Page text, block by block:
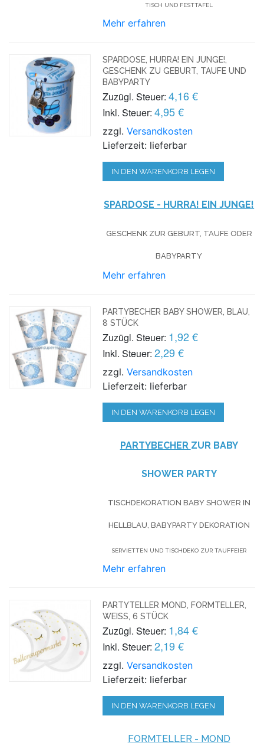
TISCH UND FESTTAFEL
Mehr erfahren
SPARDOSE, HURRA! EIN JUNGE!,
GESCHENK ZU GEBURT, TAUFE UND
BABYPARTY
Zuzügl. Steuer: 4,16 €
Inkl. Steuer: 4,95 €
zzgl.Versandkosten
Lieferzeit: lieferbar
IN DEN WARENKORB LEGEN
SPARDOSE - HURRA! EIN JUNGE!
GESCHENK ZUR GEBURT, TAUFE ODER
BABYPARTY
Mehr erfahren
PARTYBECHER BABY SHOWER, BLAU,
8 STÜCK
Zuzügl. Steuer: 1,92 €
Inkl. Steuer: 2,29 €
zzgl.Versandkosten
Lieferzeit: lieferbar
IN DEN WARENKORB LEGEN
PARTYBECHER ZUR BABY
SHOWER PARTY
TISCHDEKORATION BABY SHOWER IN
HELLBLAU, BABYPARTY DEKORATION
SERVIETTEN UND TISCHDEKO ZUR TAUFFEIER
Mehr erfahren
PARTYTELLER MOND, FORMTELLER,
WEISS, 6 STÜCK
Zuzügl. Steuer: 1,84 €
Inkl. Steuer: 2,19 €
zzgl.Versandkosten
Lieferzeit: lieferbar
IN DEN WARENKORB LEGEN
FORMTELLER - MOND